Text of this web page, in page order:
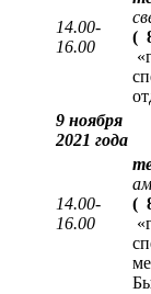
14.00-
16.00
(
9 ноября
2021 года
14.00-
16.00
(